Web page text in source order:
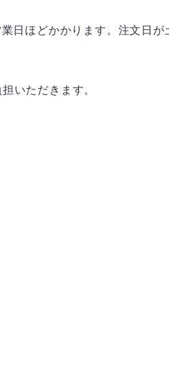
日ほどかかります。注文日
いただきます。